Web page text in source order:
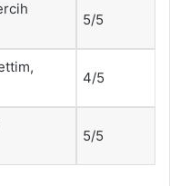
5/5
4/5
5/5